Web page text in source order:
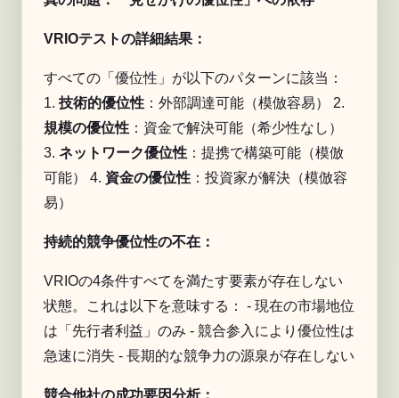
VRIOテストの詳細結果：
すべての「優位性」が以下のパターンに該当：
1. 技術的優位性 ：外部調達可能（模倣容易） 2.
規模の優位性 ：資金で解決可能（希少性なし）
3. ネットワーク優位性 ：提携で構築可能（模倣
可能） 4. 資金の優位性 ：投資家が解決（模倣容
易）
持続的競争優位性の不在：
VRIOの4条件すべてを満たす要素が存在しない
状態。これは以下を意味する： - 現在の市場地位
は「先行者利益」のみ - 競合参入により優位性は
急速に消失 - 長期的な競争力の源泉が存在しない
競合他社の成功要因分析：